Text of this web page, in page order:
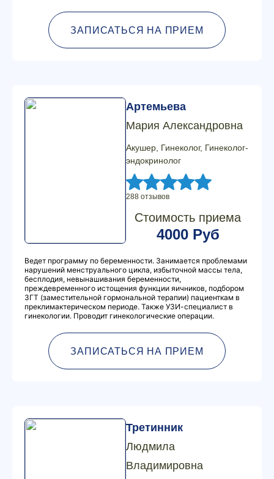
ЗАПИСАТЬСЯ НА ПРИЕМ
Артемьева
Мария Александровна
Акушер, Гинеколог, Гинеколог-
эндокринолог
288 отзывов
Стоимость приема
4000 Руб
Ведет программу по беременности. Занимается проблемами
нарушений менструального цикла, избыточной массы тела,
бесплодия, невынашивания беременности,
преждевременного истощения функции яичников, подбором
ЗГТ (заместительной гормональной терапии) пациенткам в
преклимактерическом периоде. Также УЗИ-специалист в
гинекологии. Проводит гинекологические операции.
ЗАПИСАТЬСЯ НА ПРИЕМ
Третинник
Людмила
Владимировна